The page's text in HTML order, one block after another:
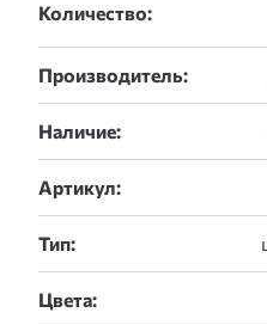
Количество:
Производитель:
Наличие:
Артикул:
Тип:
Цвета: